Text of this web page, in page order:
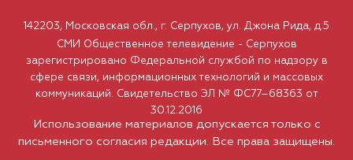
Использование материалов допускается только с
письменного согласия редакции. Все права защищены.
142203, Московская обл., г. Серпухов, ул. Джона Рида, д.5
СМИ Общественное телевидение - Серпухов
зарегистрировано Федеральной службой по надзору в
сфере связи, информационных технологий и массовых
коммуникаций. Свидетельство ЭЛ № ФС77–68363 от
30.12.2016